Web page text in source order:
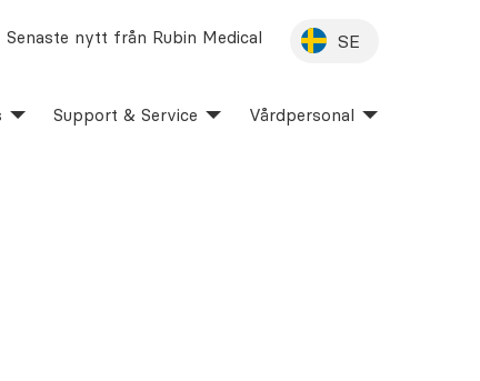
Senaste nytt från Rubin Medical SE
Support & Service Vårdpersonal